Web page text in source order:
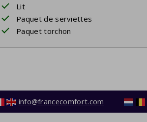
Lit
Paquet de serviettes
Paquet torchon
info@francecomfort.com